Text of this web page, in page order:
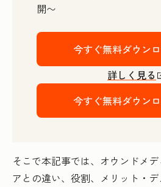
開〜
今すぐ無料ダウン
詳しく見る
今すぐ無料ダウン
そこで本記事では、オウンドメ
アとの違い、役割、メリット・